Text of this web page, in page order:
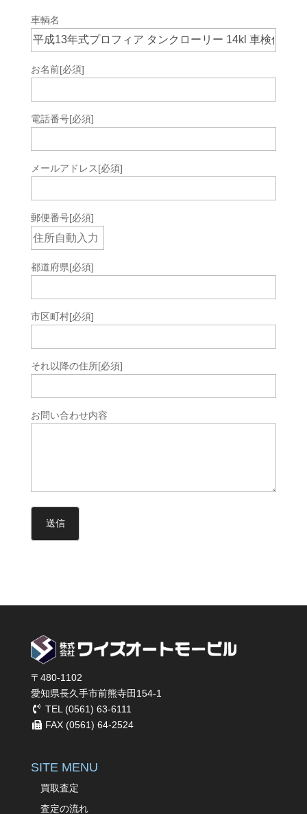
車輌名
お名前[必須]
電話番号[必須]
メールアドレス[必須]
郵便番号[必須]
都道府県[必須]
市区町村[必須]
それ以降の住所[必須]
お問い合わせ内容
〒480-1102
愛知県長久手市前熊寺田154-1
TEL (0561) 63-6111
FAX (0561) 64-2524
SITE MENU
買取査定
査定の流れ